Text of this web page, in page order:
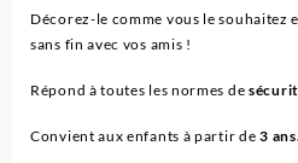
Décorez-le comme vous le souhaitez
sans fin avec vos amis !
Répond à toutes les normes de
Convient aux enfants à partir de3 ans.